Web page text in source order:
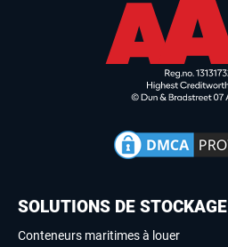
SOLUTIONS DE STOCKAGE
Conteneurs maritimes à louer